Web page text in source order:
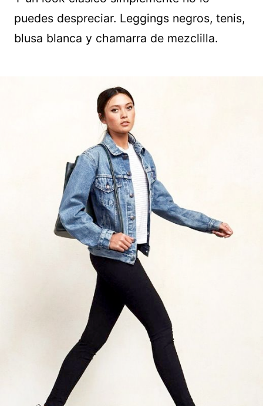
puedes despreciar. Leggings negros, tenis,
blusa blanca y chamarra de mezclilla.